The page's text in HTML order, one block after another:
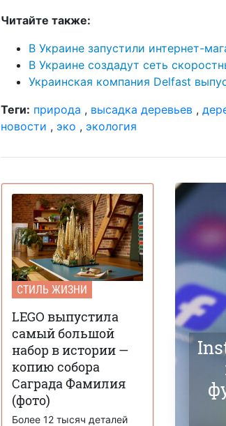
Читайте также:
В Украине запустили интернет-
В Украине создадут сеть
Украинская компания Delfast
Теги: природа , высадка деревьев ,
новости , эко , экология
СТИЛЬ ЖИЗНИ
LEGO выпустила
самый большой
набор в истории —
копию собора
Саграда Фамилия
(фото)
Более 12 тысяч деталей